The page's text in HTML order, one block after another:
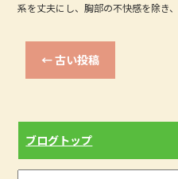
o
o
k
系を丈夫にし、胸部の不快感を除き
←古い投稿
ブログトップ